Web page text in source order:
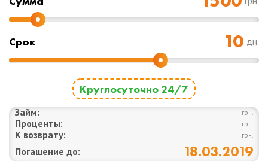
Срок дн.
Круглосуточно 24/7
Займ: грн.
Проценты: грн.
К возврату: грн.
Погашение до: 18.03.2019